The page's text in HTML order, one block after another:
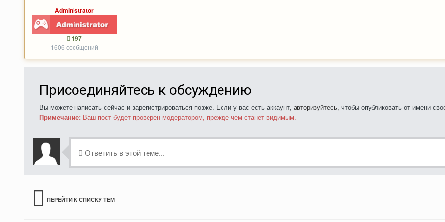
Administrator
197
1606 сообщений
Присоединяйтесь к обсуждению
Вы можете написать сейчас и зарегистрироваться позже. Если у вас есть аккаунт, авторизуйтесь, чтобы опубликовать от имени
Примечание: Ваш пост будет проверен модератором, прежде чем станет видимым.
Ответить в этой теме...
ПЕРЕЙТИ К СПИСКУ ТЕМ